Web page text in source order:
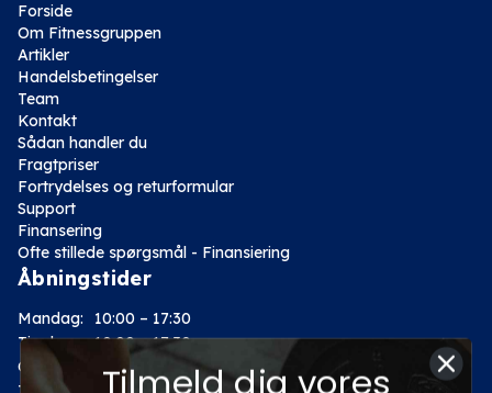
Forside
Om Fitnessgruppen
Artikler
Handelsbetingelser
Team
Kontakt
Sådan handler du
Fragtpriser
Fortrydelses og returformular
Support
Finansering
Ofte stillede spørgsmål - Finansiering
Åbningstider
Mandag:
10:00 – 17:30
Tirsdag: 10:00 – 17:30
Onsdag:
10:00 – 17:30
Tilmeld dig vores